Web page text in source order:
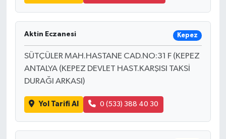
Aktin Eczanesi Kepez
SÜTÇÜLER MAH.HASTANE CAD.NO:31 F (KEPEZ
ANTALYA (KEPEZ DEVLET HAST.KARŞISI TAKSİ
DURAĞI ARKASI)
Yol Tarifi Al 0 (533) 388 40 30